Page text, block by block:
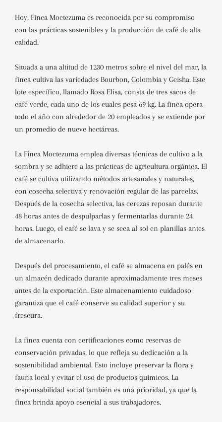
Hoy, Finca Moctezuma es reconocida por su compromiso
con las prácticas sostenibles y la producción de café de alta
calidad.
Situada a una altitud de 1230 metros sobre el nivel del mar, la
finca cultiva las variedades Bourbon, Colombia y Geisha. Este
lote específico, llamado Rosa Elisa, consta de tres sacos de
café verde, cada uno de los cuales pesa 69 kg. La finca opera
todo el año con alrededor de 20 empleados y se extiende por
un promedio de nueve hectáreas.
La Finca Moctezuma emplea diversas técnicas de cultivo a la
sombra y se adhiere a las prácticas de agricultura orgánica. El
café se cultiva utilizando métodos artesanales y naturales,
con cosecha selectiva y renovación regular de las parcelas.
Después de la cosecha selectiva, las cerezas reposan durante
48 horas antes de despulparlas y fermentarlas durante 24
horas. Luego, el café se lava y se seca al sol en planillas antes
de almacenarlo.
Después del procesamiento, el café se almacena en palés en
un almacén dedicado durante aproximadamente tres meses
antes de la exportación. Este almacenamiento cuidadoso
garantiza que el café conserve su calidad superior y su
frescura.
La finca cuenta con certificaciones como reservas de
conservación privadas, lo que refleja su dedicación a la
sostenibilidad ambiental. Esto incluye preservar la flora y
fauna local y evitar el uso de productos químicos. La
responsabilidad social también es una prioridad, ya que la
finca brinda apoyo esencial a sus trabajadores.